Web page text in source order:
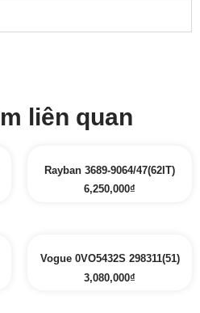
liên quan
Rayban 3689-9064/47(62IT)
6,250,000₫
Vogue 0VO5432S 298311(51)
3,080,000₫